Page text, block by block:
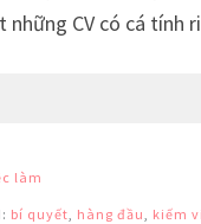
những CV có cá tính
làm
bí quyết, hàng đầu, kiếm